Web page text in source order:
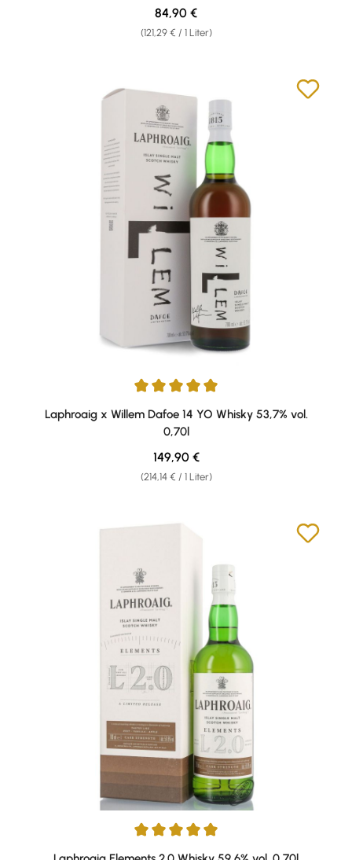
(121,29 € / 1 Liter)
Regulärer Preis:
84,90 €
Durchschnittliche Bewertung von 5 von 5 Sternen
Laphroaig x Willem Dafoe 14 YO Whisky 53,7% vol.
0,70l
(214,14 € / 1 Liter)
Regulärer Preis:
149,90 €
Durchschnittliche Bewertung von 5 von 5 Sternen